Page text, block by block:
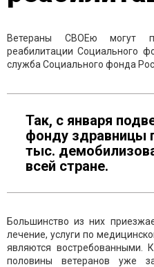
Ветераны СВОЕю могут
реабилитации Социального
служба Социального фонда
Так, с января
фонду здравницы
тыс.
всей стране.
Большинство из них
лечение, услуги по
являются востребованными.
половины ветеранов уже